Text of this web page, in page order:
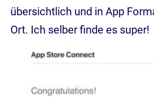
übersichtlich und in App
Ort. Ich selber finde es super!